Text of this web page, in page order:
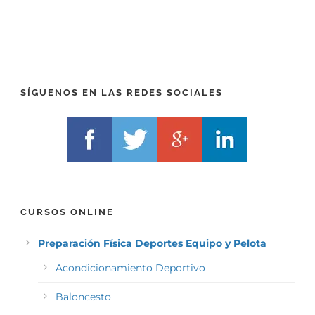
SÍGUENOS EN LAS REDES SOCIALES
CURSOS ONLINE
Preparación Física Deportes Equipo y Pelota
Acondicionamiento Deportivo
Baloncesto